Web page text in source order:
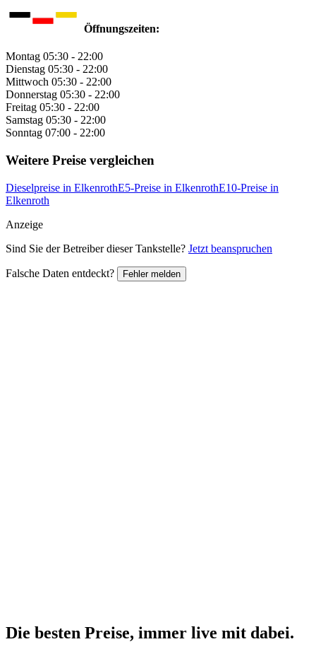
Öffnungszeiten:
Montag 05:30 - 22:00
Dienstag 05:30 - 22:00
Mittwoch 05:30 - 22:00
Donnerstag 05:30 - 22:00
Freitag 05:30 - 22:00
Samstag 05:30 - 22:00
Sonntag 07:00 - 22:00
Weitere Preise vergleichen
Dieselpreise in ElkenrothE5-Preise in ElkenrothE10-Preise in
Elkenroth
Anzeige
Sind Sie der Betreiber dieser Tankstelle? Jetzt beanspruchen
Falsche Daten entdeckt? Fehler melden
Die besten Preise, immer live mit dabei.